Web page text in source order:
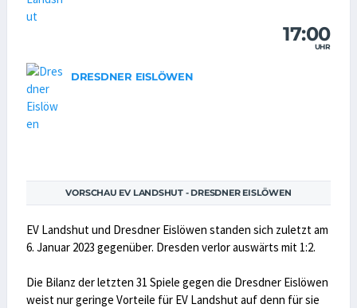
17:00
UHR
DRESDNER EISLÖWEN
VORSCHAU EV LANDSHUT - DRESDNER EISLÖWEN
EV Landshut und Dresdner Eislöwen standen sich zuletzt am
6. Januar 2023 gegenüber. Dresden verlor auswärts mit 1:2.
Die Bilanz der letzten 31 Spiele gegen die Dresdner Eislöwen
weist nur geringe Vorteile für EV Landshut auf denn für sie